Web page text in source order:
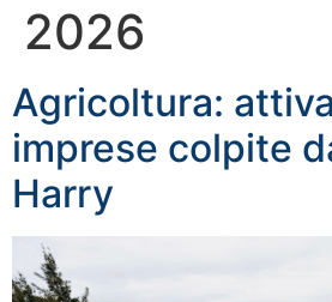
2026
Agricoltura:
imprese colpite
Harry